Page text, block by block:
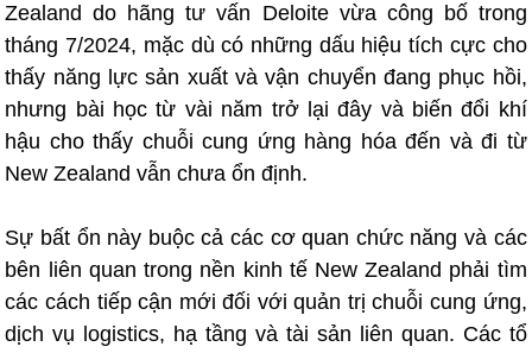
Zealand do hãng tư vấn Deloite vừa công bố trong
tháng 7/2024, mặc dù có những dấu hiệu tích cực cho
thấy năng lực sản xuất và vận chuyển đang phục hồi,
nhưng bài học từ vài năm trở lại đây và biến đổi khí
hậu cho thấy chuỗi cung ứng hàng hóa đến và đi từ
New Zealand vẫn chưa ổn định.
Sự bất ổn này buộc cả các cơ quan chức năng và các
bên liên quan trong nền kinh tế New Zealand phải tìm
các cách tiếp cận mới đối với quản trị chuỗi cung ứng,
dịch vụ logistics, hạ tầng và tài sản liên quan. Các tổ